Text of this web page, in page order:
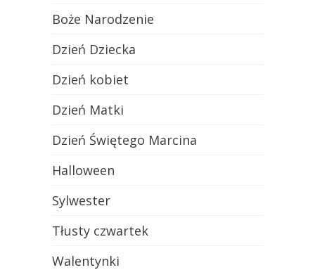
Boże Narodzenie
Dzień Dziecka
Dzień kobiet
Dzień Matki
Dzień Świętego Marcina
Halloween
Sylwester
Tłusty czwartek
Walentynki